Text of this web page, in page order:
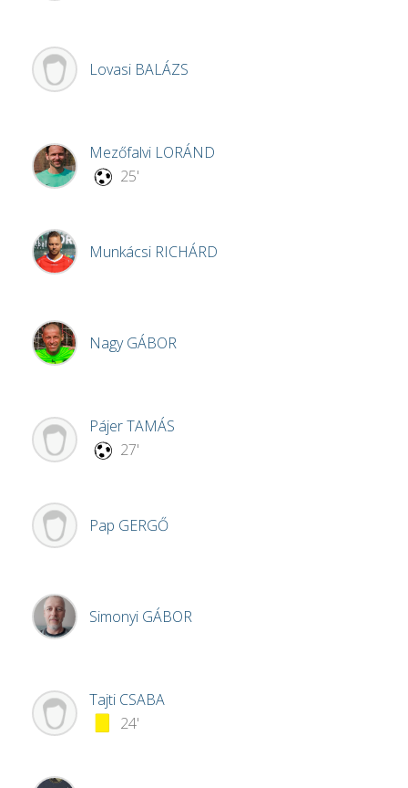
Lovasi BALÁZS
Mezőfalvi LORÁND
25'
Munkácsi RICHÁRD
NagyGÁBOR
PájerTAMÁS
27'
Pap GERGŐ
Simonyi GÁBOR
Tajti CSABA
24'